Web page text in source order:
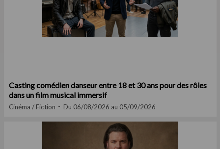
Casting comédien danseur entre 18 et 30 ans pour des rôles
dans un film musical immersif
Cinéma / Fiction Du 06/08/2026 au 05/09/2026